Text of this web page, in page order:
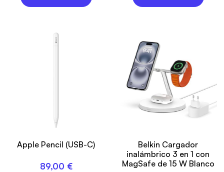
Apple Pencil (USB-C)
89,00 €
Belkin Cargador
inalámbrico 3 en 1 con
MagSafe de 15 W Blanco